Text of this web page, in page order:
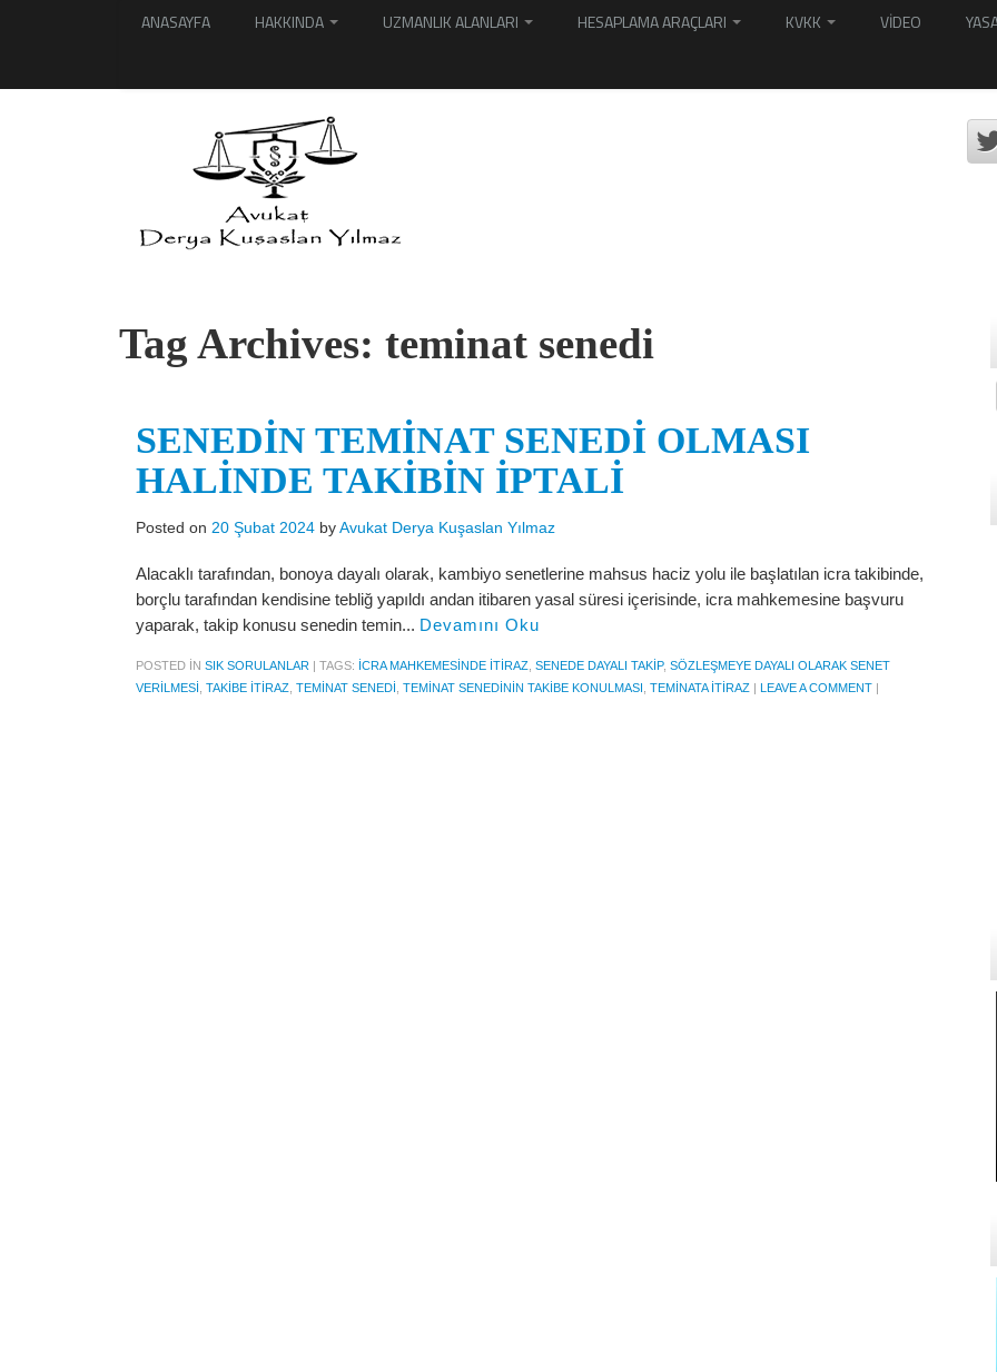
ANASAYFA HAKKINDA UZMANLIK ALANLARI HESAPLAMA ARAÇLARI KVKK VİDEO
Tag Archives: teminat senedi
SENEDİN TEMİNAT SENEDİ OLMASI
HALİNDE TAKİBİN İPTALİ
Posted on 20 Şubat 2024 byAvukat Derya Kuşaslan Yılmaz
Alacaklı tarafından, bonoya dayalı olarak, kambiyo senetlerine mahsus haciz yolu ile başlatılan icra takibinde,
borçlu tarafından kendisine tebliğ yapıldı andan itibaren yasal süresi içerisinde, icra mahkemesine başvuru
yaparak, takip konusu senedin temin... Devamını Oku
POSTED IN SIK SORULANLAR | TAGS: ICRA MAHKEMESINDE ITIRAZ SENEDE DAYALI TAKIP, SÖZLEŞMEYE DAYALI OLARAK SENET
VERILMESI TAKIBE ITIRAZ TEMINAT SENEDI TEMINAT SENEDININ TAKIBE KONULMASI TEMINATA ITIRAZ | LEAVE A COMMENT |